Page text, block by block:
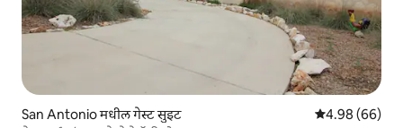
San Antonio मधील गेस्ट सुइट 5 पैकी 4.98
4.98 (66)